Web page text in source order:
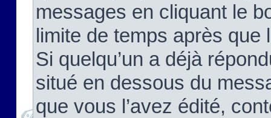
messages en cliquant le
limite de temps après que
Si quelqu’un a déjà
situé en dessous du
que vous l’avez édité,